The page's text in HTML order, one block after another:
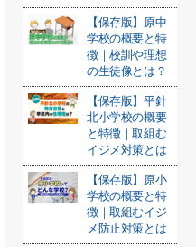
【保存版】原中
学校の概要と特
徴｜校訓や理想
の生徒像とは？
【保存版】平針
北小学校の概要
と特徴｜取組む
イジメ対策とは
【保存版】原小
学校の概要と特
徴｜取組むイジ
メ防止対策とは